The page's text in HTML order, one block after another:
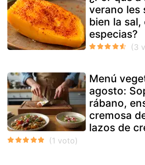
verano les
bien la sal,
especias?
Menú
agosto:
rábano,
cremosa
lazos de